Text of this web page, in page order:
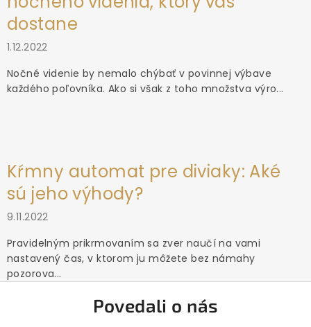
dostane
1.12.2022
Nočné videnie by nemalo chýbať v povinnej výbave
každého poľovníka. Ako si však z toho množstva výro...
Kŕmny automat pre diviaky: Aké
sú jeho výhody?
9.11.2022
Pravidelným prikrmovaním sa zver naučí na vami
nastavený čas, v ktorom ju môžete bez námahy
pozorova...
Povedali o nás